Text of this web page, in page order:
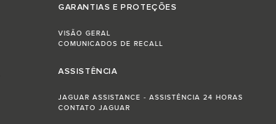
GARANTIAS E PROTEÇÕES
VISÃO GERAL
COMUNICADOS DE RECALL
ASSISTÊNCIA
JAGUAR ASSISTANCE - ASSISTÊNCIA 24 HORAS
CONTATO JAGUAR